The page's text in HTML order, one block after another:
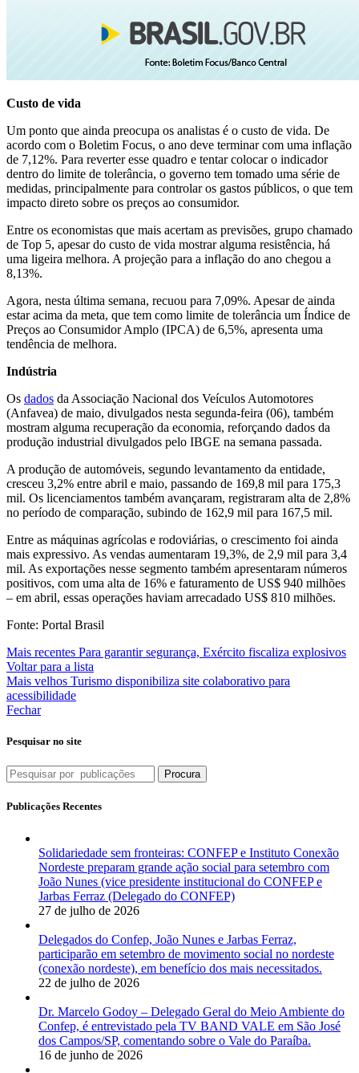
Custo de vida
Um ponto que ainda preocupa os analistas é o custo de vida. De
acordo com o Boletim Focus, o ano deve terminar com uma inflação
de 7,12%. Para reverter esse quadro e tentar colocar o indicador
dentro do limite de tolerância, o governo tem tomado uma série de
medidas, principalmente para controlar os gastos públicos, o que tem
impacto direto sobre os preços ao consumidor.
Entre os economistas que mais acertam as previsões, grupo chamado
de Top 5, apesar do custo de vida mostrar alguma resistência, há
uma ligeira melhora. A projeção para a inflação do ano chegou a
8,13%.
Agora, nesta última semana, recuou para 7,09%. Apesar de ainda
estar acima da meta, que tem como limite de tolerância um Índice de
Preços ao Consumidor Amplo (IPCA) de 6,5%, apresenta uma
tendência de melhora.
Indústria
Os dados da Associação Nacional dos Veículos Automotores
(Anfavea) de maio, divulgados nesta segunda-feira (06), também
mostram alguma recuperação da economia, reforçando dados da
produção industrial divulgados pelo IBGE na semana passada.
A produção de automóveis, segundo levantamento da entidade,
cresceu 3,2% entre abril e maio, passando de 169,8 mil para 175,3
mil. Os licenciamentos também avançaram, registraram alta de 2,8%
no período de comparação, subindo de 162,9 mil para 167,5 mil.
Entre as máquinas agrícolas e rodoviárias, o crescimento foi ainda
mais expressivo. As vendas aumentaram 19,3%, de 2,9 mil para 3,4
mil. As exportações nesse segmento também apresentaram números
positivos, com uma alta de 16% e faturamento de US$ 940 milhões
– em abril, essas operações haviam arrecadado US$ 810 milhões.
Fonte: Portal Brasil
Mais recentes Para garantir segurança, Exército fiscaliza explosivos
Voltar para a lista
Mais velhos Turismo disponibiliza site colaborativo para
acessibilidade
Fechar
Pesquisar no site
Procura
Publicações Recentes
Solidariedade sem fronteiras: CONFEP e Instituto Conexão
Nordeste preparam grande ação social para setembro com
João Nunes (vice presidente institucional do CONFEP e
Jarbas Ferraz (Delegado do CONFEP)
27 de julho de 2026
Delegados do Confep, João Nunes e Jarbas Ferraz,
participarão em setembro de movimento social no nordeste
(conexão nordeste), em benefício dos mais necessitados.
22 de julho de 2026
Dr. Marcelo Godoy – Delegado Geral do Meio Ambiente do
Confep, é entrevistado pela TV BAND VALE em São José
dos Campos/SP, comentando sobre o Vale do Paraíba.
16 de junho de 2026